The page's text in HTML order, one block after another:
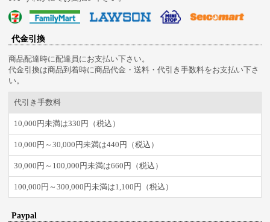
代金引換
商品配達時に配達員にお支払い下さい。
代金引換は商品到着時に商品代金・送料・代引き手数料をお支払い下さ
い。
代引き手数料
10,000円未満は330円（税込）
10,000円～30,000円未満は440円（税込）
30,000円～100,000円未満は660円（税込）
100,000円～300,000円未満は1,100円（税込）
Paypal